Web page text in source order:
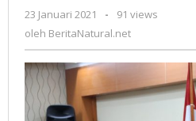
23 Januari 2021
oleh
BeritaNatural.net
-
91 views
oleh BeritaNatural.net